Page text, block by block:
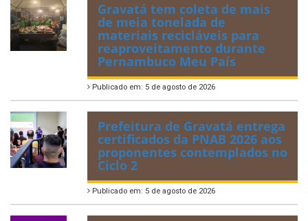
Gravatá tem coleta de mais
de meia tonelada de
materiais recicláveis para
reaproveitamento durante
Pernambuco Meu País
Publicado em: 5 de agosto de 2026
Prefeitura de Gravatá entrega
certificados da PNAB 2026 aos
proponentes contemplados no
Ciclo 2
Publicado em: 5 de agosto de 2026